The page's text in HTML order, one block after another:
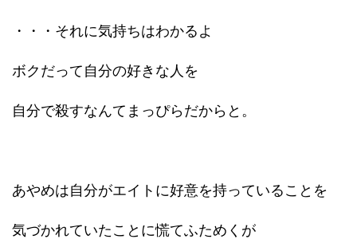
・・・それに気持ちはわかるよ
ボクだって自分の好きな人を
自分で殺すなんてまっぴらだからと。
あやめは自分がエイトに好意を持っていることを
気づかれていたことに慌てふためくが